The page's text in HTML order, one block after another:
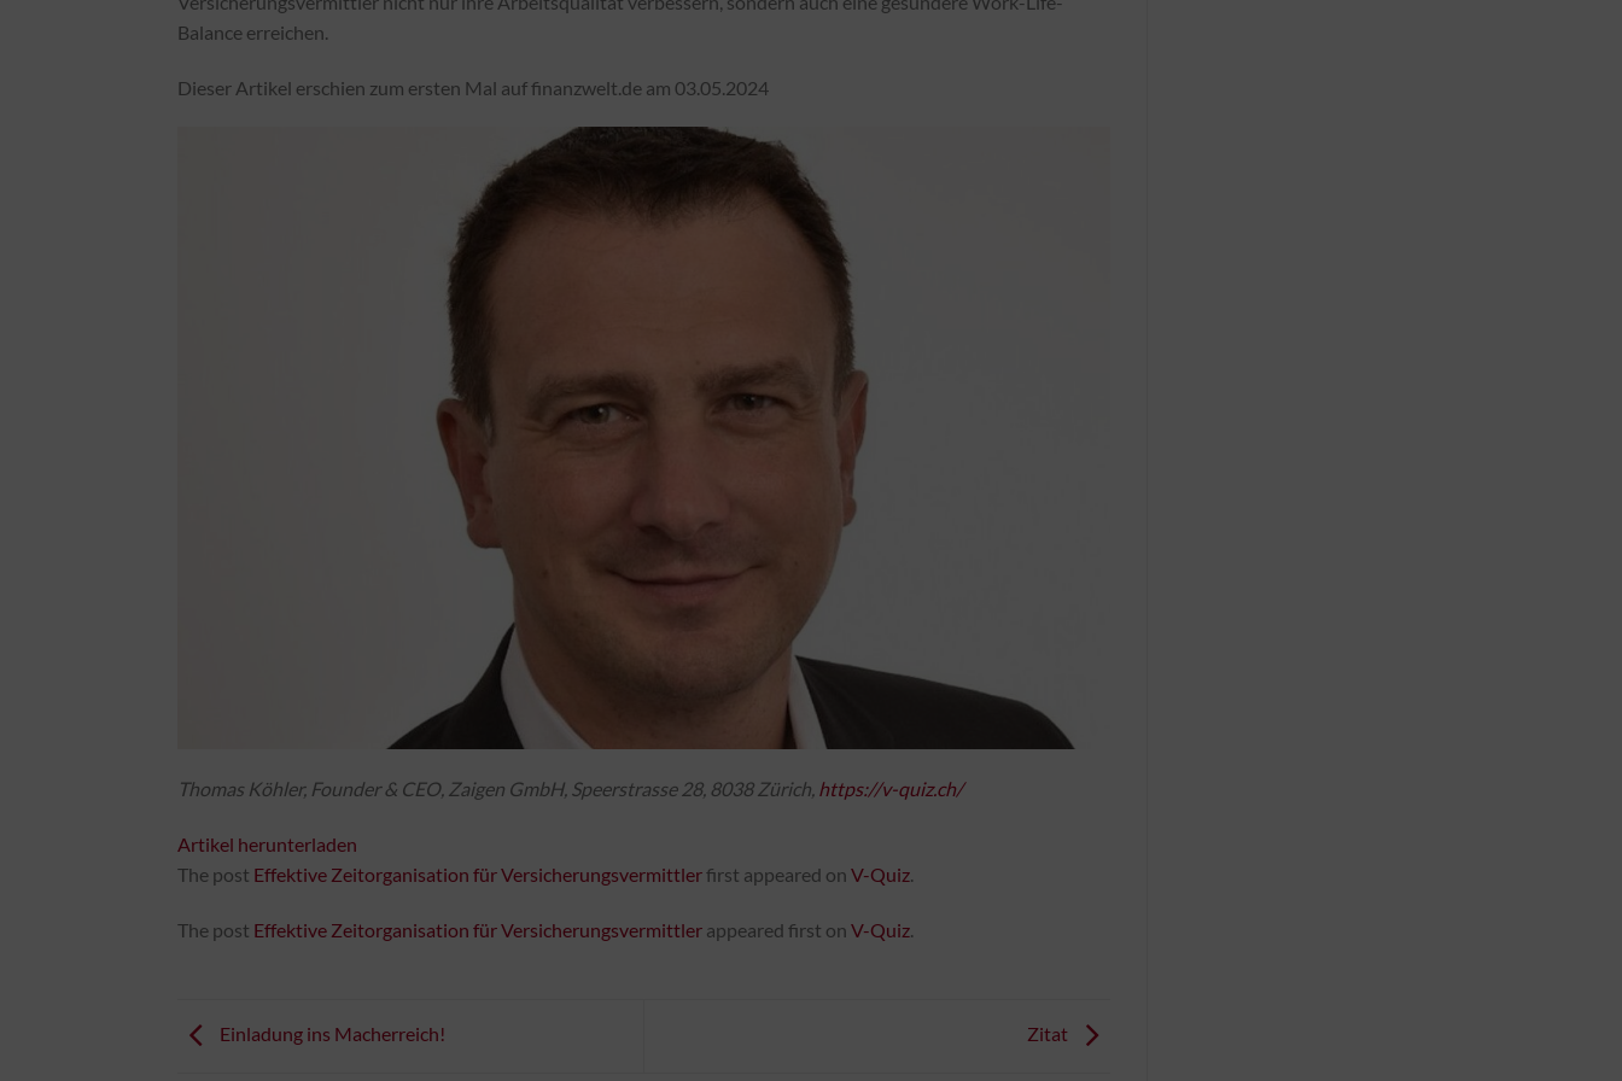
Balance erreichen.
Dieser Artikel erschien zum ersten Mal auf finanzwelt.de am 03.05.2024
Thomas Köhler, Founder & CEO, Zaigen GmbH, Speerstrasse 28, 8038 Zürich, https://v-quiz.ch/
Artikel herunterladen
The post Effektive Zeitorganisation für Versicherungsvermittlerfirst appeared on V-Quiz.
The post Effektive Zeitorganisation für Versicherungsvermittler appeared first on V-Quiz.
Einladung ins Macherreich! Zitat